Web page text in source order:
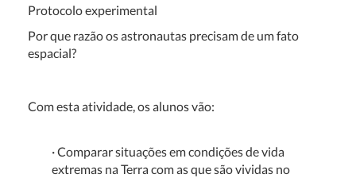
Protocolo experimental
Por que razão os astronautas precisam de um fato
espacial?
Com esta atividade, os alunos vão:
· Comparar situações em condições de vida
extremas na Terra com as que são vividas no